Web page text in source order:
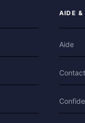
AIDE &
Aide
Contact